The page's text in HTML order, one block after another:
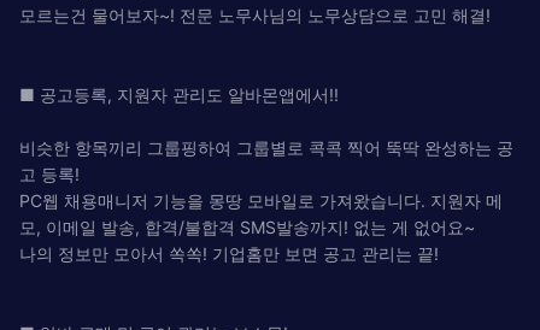
모르는건 물어보자~! 전문 노무사님의 노무상담으로 고민 해결!
■ 공고등록, 지원자 관리도 알바몬앱에서!!
비슷한 항목끼리 그룹핑하여 그룹별로 콕콕 찍어 뚝딱 완성하는 공
고 등록!
PC웹 채용매니저 기능을 몽땅 모바일로 가져왔습니다. 지원자 메
모, 이메일 발송, 합격/불합격 SMS발송까지! 없는 게 없어요~
나의 정보만 모아서 쏙쏙! 기업홈만 보면 공고 관리는 끝!